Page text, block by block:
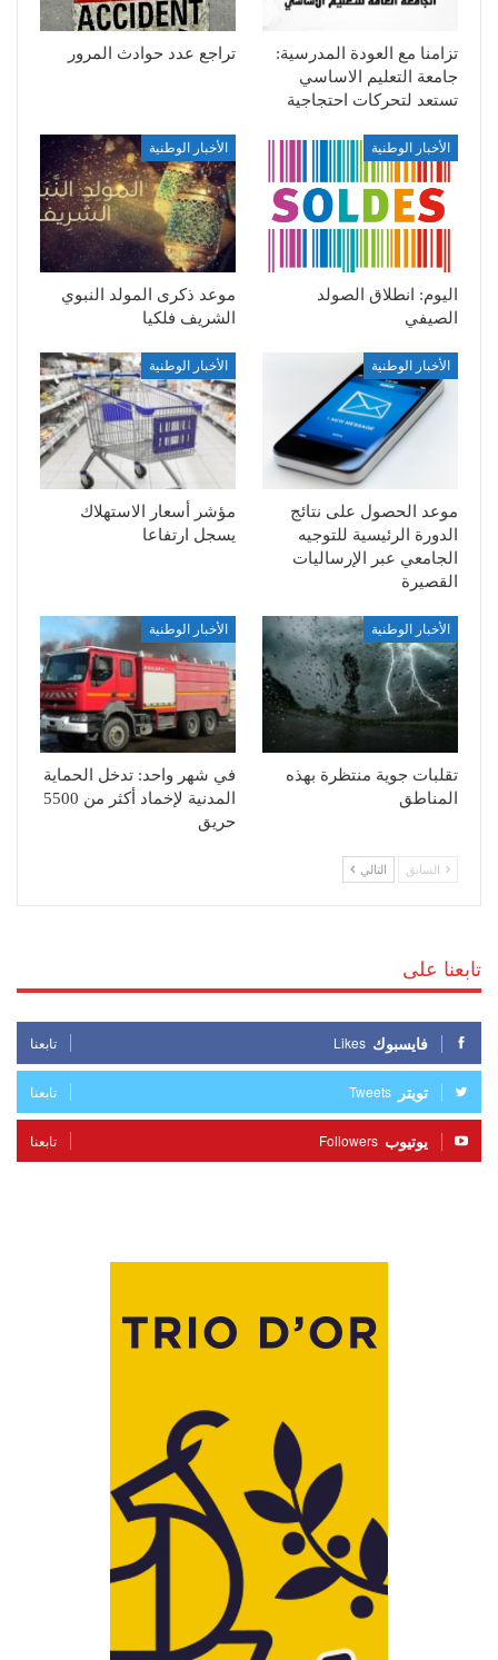
تزامنا مع العودة المدرسية:
جامعة التعليم الاساسي
تستعد لتحركات احتجاجية
تراجع عدد حوادث المرور
الأخبار الوطنية
اليوم: انطلاق الصولد
الصيفي
الأخبار الوطنية
موعد ذكرى المولد النبوي
الشريف فلكيا
الأخبار الوطنية
موعد الحصول على نتائج
الدورة الرئيسية للتوجيه
الجامعي عبر الإرساليات
القصيرة
الأخبار الوطنية
مؤشر أسعار الاستهلاك
يسجل ارتفاعا
الأخبار الوطنية
تقلبات جوية منتظرة بهذه
المناطق
الأخبار الوطنية
في شهر واحد: تدخل الحماية
المدنية لإخماد أكثر من 5500
حريق
السابق التالي
تابعنا على
فايسبوك Likes تابعنا
تويتر Tweets تابعنا
يوتيوب Followers تابعنا